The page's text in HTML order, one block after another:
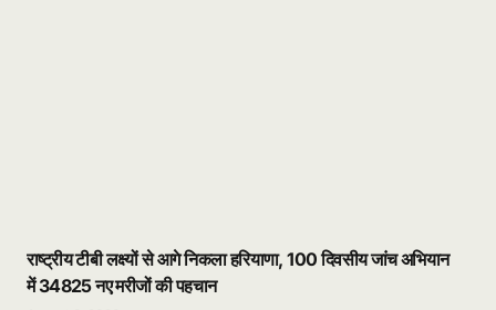
राष्ट्रीय टीबी लक्ष्यों से आगे निकला हरियाणा, 100 दिवसीय जांच अभियान
में 34825 नए मरीजों की पहचान